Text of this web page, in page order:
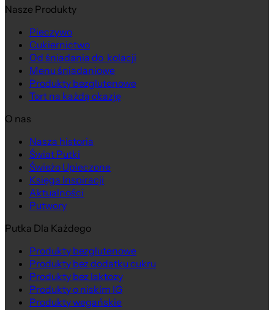
Nasze Produkty
Pieczywo
Cukiernictwo
Od śniadania do kolacji
Menu śniadaniowe
Produkty bezglutenowe
Tort na każdą okazję
O nas
Nasza historia
Świat Putki
Świeżo Upieczone
Księga Inspiracji
Aktualności
Putwory
Putka Dla Każdego
Produkty bezglutenowe
Produkty bez dodatku cukru
Produkty bez laktozy
Produkty o niskim IG
Produkty wegańskie